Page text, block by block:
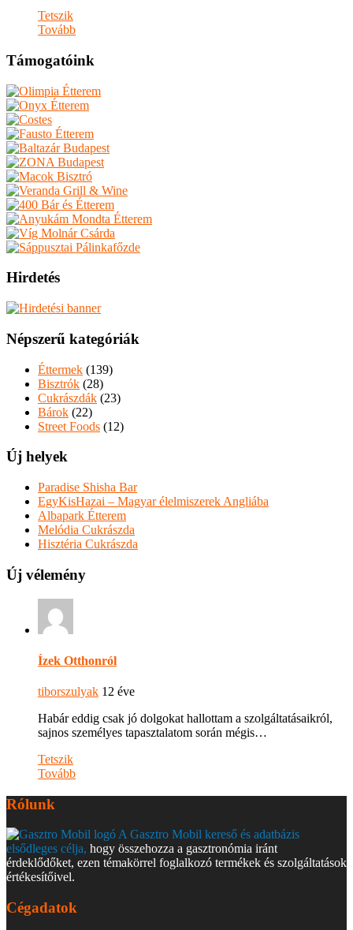
Tetszik
Tovább
Támogatóink
Hirdetés
Népszerű kategóriák
Éttermek (139)
Bisztrók (28)
Cukrászdák (23)
Bárok (22)
Street Foods (12)
Új helyek
Paradise Shisha Bar
EgyKisHazai – Magyar élelmiszerek Angliába
Albapark Étterem
Melódia Cukrászda
Hisztéria Cukrászda
Új vélemény
Ízek Otthonról
tiborszulyak 12 éve
Habár eddig csak jó dolgokat hallottam a szolgáltatásaikról,
sajnos személyes tapasztalatom során mégis…
Tetszik
Tovább
Rólunk
A Gasztro Mobil kereső és adatbázis
elsődleges célja, hogy összehozza a gasztronómia iránt
érdeklődőket, ezen témakörrel foglalkozó termékek és szolgáltatások
értékesítőivel.
Cégadatok